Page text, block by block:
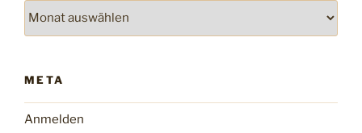
Archiv
META
Anmelden